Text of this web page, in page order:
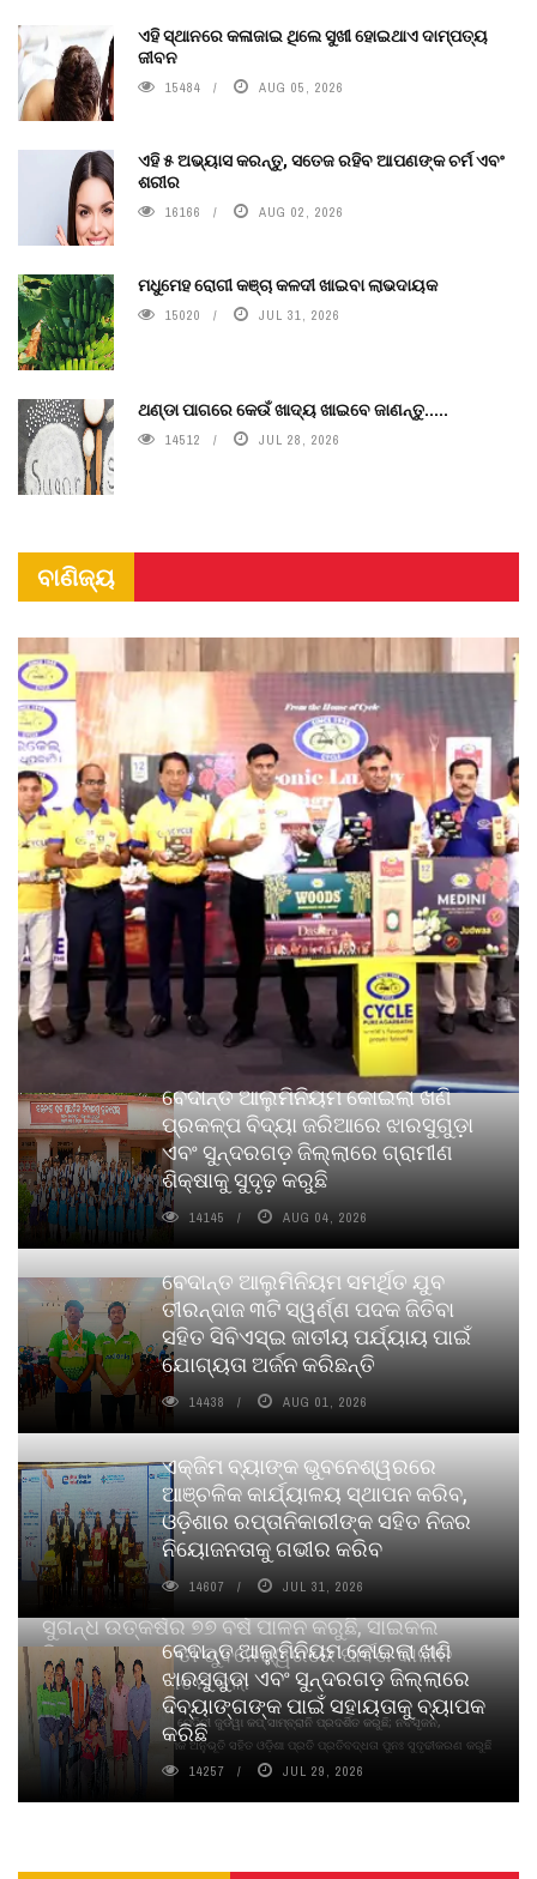
ଏହି ସ୍ଥାନରେ କଳାଜାଇ ଥିଲେ ସୁଖୀ ହୋଇଥାଏ ଦାମ୍ପତ୍ୟ
ଜୀବନ
15484 AUG 05, 2026
ଏହି ୫ ଅଭ୍ୟାସ କରନ୍ତୁ, ସତେଜ ରହିବ ଆପଣଙ୍କ ଚର୍ମ ଏବଂ
ଶରୀର
16166 AUG 02, 2026
ମଧୁମେହ ରୋଗୀ କଞ୍ଚା କଳଦୀ ଖାଇବା ଲାଭଦାୟକ
15020 JUL 31, 2026
ଥଣ୍ଡା ପାଗରେ କେଉଁ ଖାଦ୍ୟ ଖାଇବେ ଜାଣନ୍ତୁ.....
14512 JUL 28, 2026
ବାଣିଜ୍ୟ
ସୁଗନ୍ଧ ଉତ୍କର୍ଷର ୭୭ ବର୍ଷ ପାଳନ କରୁଛି, ସାଇକଲ
ପିୟୋର୍‌ ଅଗରବତୀ ଭୁବନେଶ୍ୱରରେ ପାର୍ବଣ କାଳୀନ
ନବସୃଜନ ଉନ୍ମୋଚନ କଲା
ବାଉଁଶ ବିହୀନ କଠିନ ଧୂପ ଏବଂ ମେଦିନୀ ଜୁଡୱା କପ୍‌ ସାମ୍ବ୍ରାନି ପ୍ରଦର୍ଶିତ କରୁଛି; ନବସୃଜନ,
ଦୀର୍ଘସ୍ଥାୟିତା ଏବଂ ଆଧ୍ୟାତ୍ମିକ ଅନୁଭୂତି ସହିତ ଓଡ଼ିଶା ପ୍ରତି ପ୍ରତିବଦ୍ଧତା ପୁନଃ ସୁଦୃଢୀକରଣ କରୁଛି
ବେଦାନ୍ତ ଆଲୁମିନିୟମ କୋଇଲା ଖଣି
ପ୍ରକଳ୍ପ ବିଦ୍ୟା ଜରିଆରେ ଝାରସୁଗୁଡ଼ା
ଏବଂ ସୁନ୍ଦରଗଡ଼ ଜିଲ୍ଲାରେ ଗ୍ରାମୀଣ
ଶିକ୍ଷାକୁ ସୁଦୃଢ଼ କରୁଛି
14145 AUG 04, 2026
ବେଦାନ୍ତ ଆଲୁମିନିୟମ ସମର୍ଥିତ ଯୁବ
ତୀରନ୍ଦାଜ ୩ଟି ସ୍ୱର୍ଣ୍ଣ ପଦକ ଜିତିବା
ସହିତ ସିବିଏସ୍ଇ ଜାତୀୟ ପର୍ଯ୍ୟାୟ ପାଇଁ
ଯୋଗ୍ୟତା ଅର୍ଜନ କରିଛନ୍ତି
14438 AUG 01, 2026
ଏକ୍ଜିମ ବ୍ୟାଙ୍କ ଭୁବନେଶ୍ୱରରେ
ଆଞ୍ଚଳିକ କାର୍ଯ୍ୟାଳୟ ସ୍ଥାପନ କରିବ,
ଓଡ଼ିଶାର ରପ୍ତାନିକାରୀଙ୍କ ସହିତ ନିଜର
ନିୟୋଜନତାକୁ ଗଭୀର କରିବ
14607 JUL 31, 2026
ବେଦାନ୍ତ ଆଲୁମିନିୟମ କୋଇଲା ଖଣି
ଝାରସୁଗୁଡା ଏବଂ ସୁନ୍ଦରଗଡ଼ ଜିଲ୍ଲାରେ
ଦିବ୍ୟାଙ୍ଗଙ୍କ ପାଇଁ ସହାୟତାକୁ ବ୍ୟାପକ
କରିଛି
14257 JUL 29, 2026